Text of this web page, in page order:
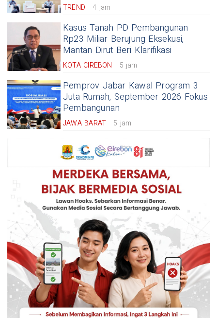
TREND 4 jam
Kasus Tanah PD Pembangunan
Rp23 Miliar Berujung Eksekusi,
Mantan Dirut Beri Klarifikasi
KOTA CIREBON 5 jam
Pemprov Jabar Kawal Program 3
Juta Rumah, September 2026 Fokus
Pembangunan
JAWA BARAT 5 jam